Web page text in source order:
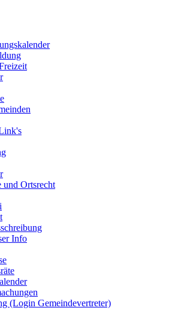
und Ortsrecht
Info
(Login Gemeindevertreter)